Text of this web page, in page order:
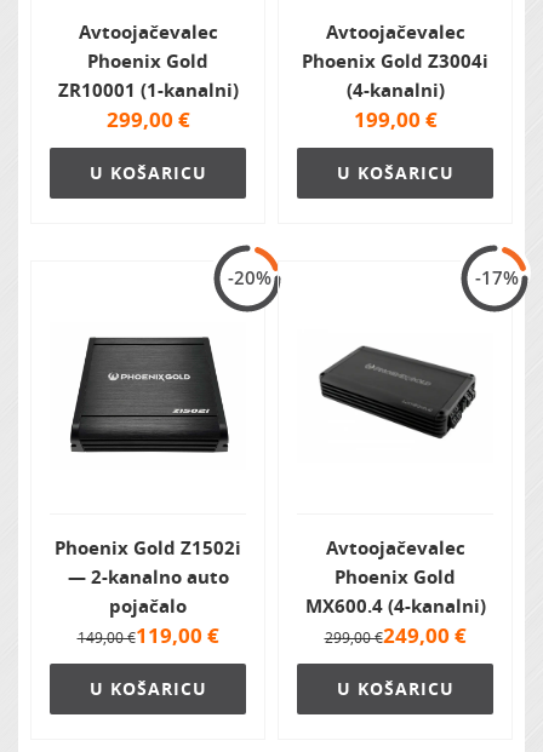
Avtoojačevalec
Phoenix Gold
ZR10001 (1-kanalni)
299,00 €
U KOŠARICU
Avtoojačevalec
Phoenix Gold Z3004i
(4-kanalni)
199,00 €
U KOŠARICU
-20%
Phoenix Gold Z1502i
— 2-kanalno auto
pojačalo
149,00 €119,00 €
U KOŠARICU
-17%
Avtoojačevalec
Phoenix Gold
MX600.4 (4-kanalni)
299,00 €249,00 €
U KOŠARICU